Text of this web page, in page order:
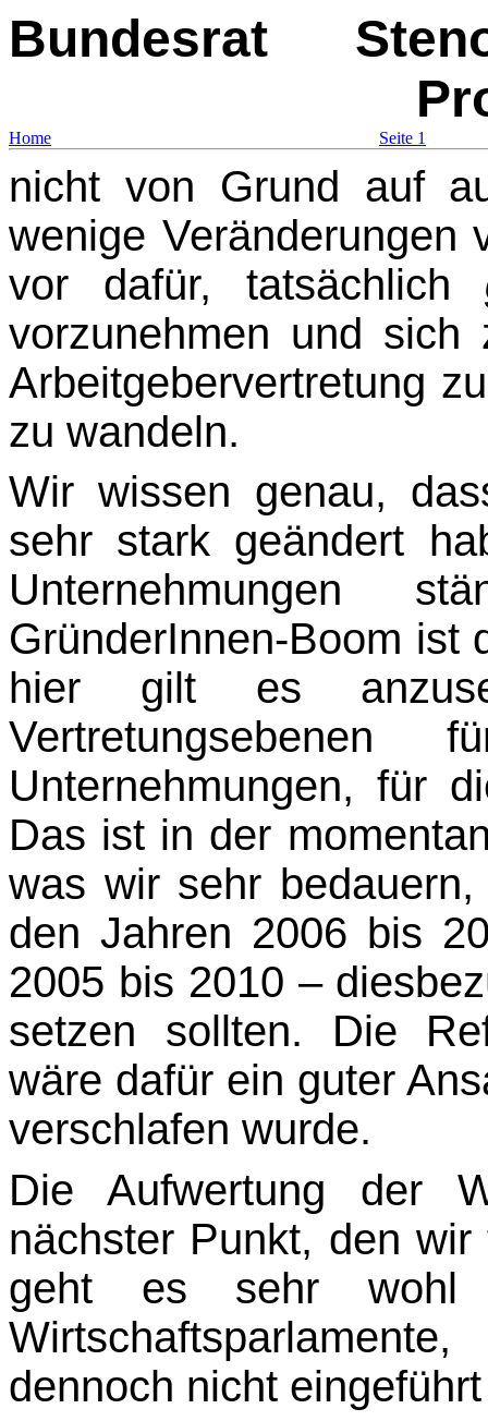
Bundesrat
Home Seite 1
nicht von Grund auf
wenige Veränderungen
vor dafür, tatsächlich
vorzunehmen und
Arbeitgebervertretung
zu wandeln.
Wir wissen genau,
sehr stark geändert
Unternehmungen
GründerInnen-Boom ist
hier gilt es
Vertretungs­ebenen
Unternehmungen, für
Das ist in der
was wir sehr
den Jahren 2006 bis
2005 bis 2010 –
setzen sollten. Die
wäre dafür ein guter
verschlafen wurde.
Die Aufwertung der
nächster Punkt, den
geht es sehr wohl
dennoch nicht